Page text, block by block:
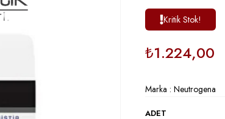
Kritik Stok!
₺1.224,00
Marka : Neutrogena
ADET